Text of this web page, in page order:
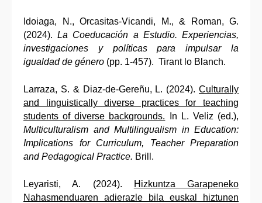
Idoiaga, N., Orcasitas-Vicandi, M., & Roman, G.
(2024). La Coeducación a Estudio. Experiencias,
investigaciones y políticas para impulsar la
igualdad de género (pp. 1-457). Tirant lo Blanch.
Larraza, S. & Diaz-de-Gereñu, L. (2024). Culturally
and linguistically diverse practices for teaching
students of diverse backgrounds. In L. Veliz (ed.),
Multiculturalism and Multilingualism in Education:
Implications for Curriculum, Teacher Preparation
and Pedagogical Practice. Brill.
Leyaristi, A. (2024).
Hizkuntza Garapeneko
Nahasmenduaren adierazle bila euskal hiztunen